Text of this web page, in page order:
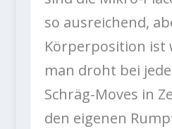
so ausreichend,
Körperposition ist
man droht bei
Schräg-Moves in
den eigenen